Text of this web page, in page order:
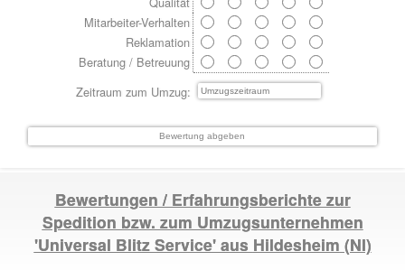
Zeitraum zum Umzug:
Mitarbeiter-Verhalten
Reklamation
Beratung / Betreuung
Bewertungen / Erfahrungsberichte zur
Spedition bzw. zum Umzugsunternehmen
'Universal Blitz Service' aus Hildesheim (NI)